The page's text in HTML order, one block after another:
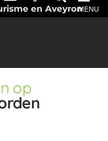
en AveyronMENU
op